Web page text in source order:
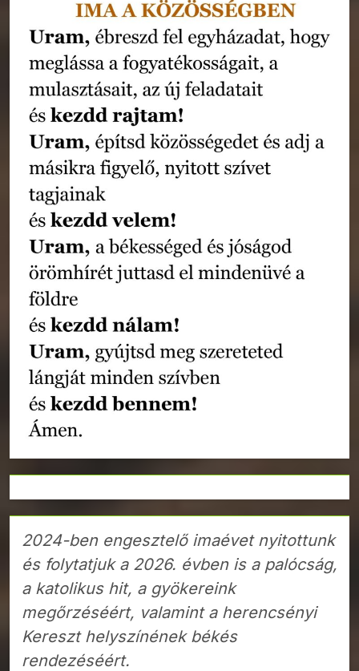
2024-ben engesztelő imaévet nyitottunk
és folytatjuk a 2026. évben is a palócság,
a katolikus hit, a gyökereink
megőrzéséért, valamint a herencsényi
Kereszt helyszínének békés
rendezéséért.